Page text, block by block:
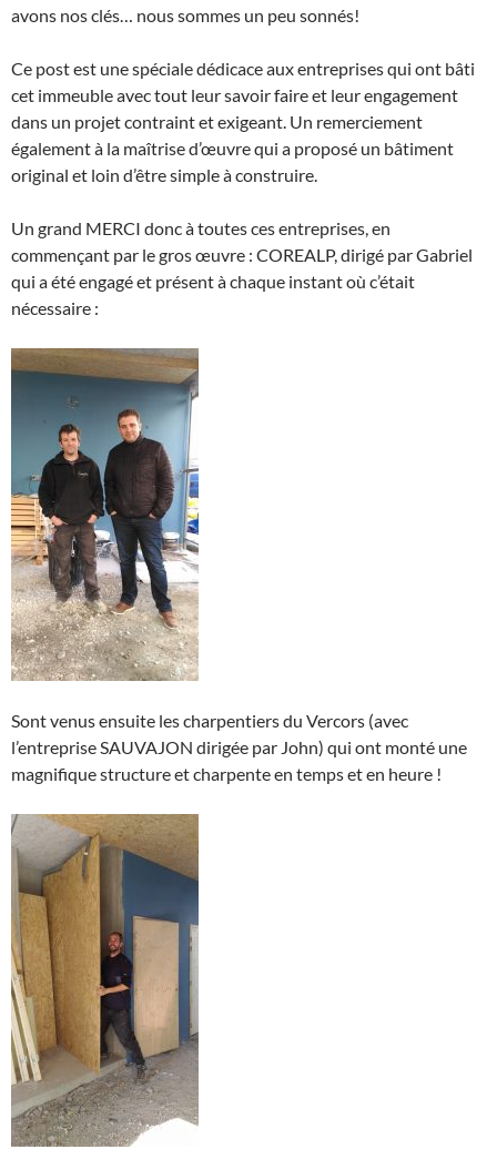
avons nos clés… nous sommes un peu sonnés!
Ce post est une spéciale dédicace aux entreprises qui ont bâti
cet immeuble avec tout leur savoir faire et leur engagement
dans un projet contraint et exigeant. Un remerciement
également à la maîtrise d’œuvre qui a proposé un bâtiment
original et loin d’être simple à construire.
Un grand MERCI donc à toutes ces entreprises, en
commençant par le gros œuvre : COREALP, dirigé par Gabriel
qui a été engagé et présent à chaque instant où c’était
nécessaire :
Sont venus ensuite les charpentiers du Vercors (avec
l’entreprise SAUVAJON dirigée par John) qui ont monté une
magnifique structure et charpente en temps et en heure !